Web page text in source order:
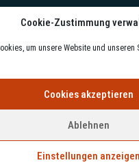
Cookie-Zustimmung
um unsere Website und unseren
Cookies akzeptieren
Ablehnen
Einstellungen anzeigen
Datenschutz